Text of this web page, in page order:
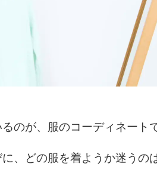
のが、服のコーディネート
、どの服を着ようか迷うの